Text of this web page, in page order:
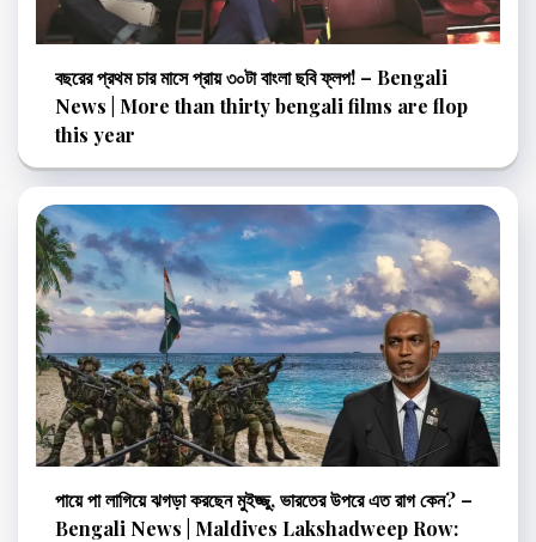
বছরের প্রথম চার মাসে প্রায় ৩০টা বাংলা ছবি ফ্লপ! – Bengali
News | More than thirty bengali films are flop
this year
পায়ে পা লাগিয়ে ঝগড়া করছেন মুইজ্জু, ভারতের উপরে এত রাগ কেন? –
Bengali News | Maldives Lakshadweep Row: